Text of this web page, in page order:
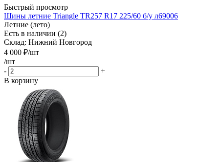
Быстрый просмотр
Шины летние Triangle TR257 R17 225/60 б/у л69006
Летние (лето)
Есть в наличии (2)
Склад: Нижний Новгород
4 000 ₽/шт
/шт
-
+
В корзину